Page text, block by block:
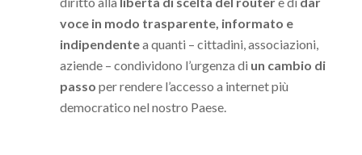
voce in modo trasparente, informato e
indipendentea quanti – cittadini, associazioni,
aziende – condividono l’urgenza di un cambio di
passo per rendere l’accesso a internet più
democratico nel nostro Paese.